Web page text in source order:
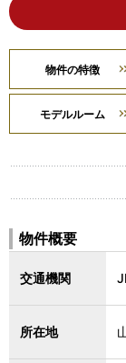
物件の特徴
モデルルーム
物件概要
交通機関
所在地